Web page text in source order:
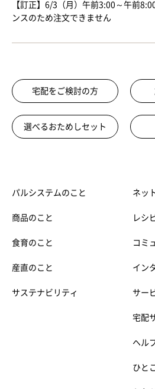
【訂正】6/3（月）午前3:00～午前
ンスのため注文できません
宅配をご検討の方
選べるおためしセット
パルシステムのこと
商品のこと
食育のこと
産直のこと
サステナビリティ
ネッ
レシ
コミ
イン
サー
宅配
ヘル
ひと